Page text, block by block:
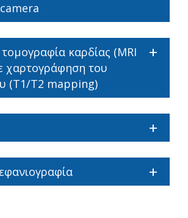
καρδίας (MRI
χαρτογράφηση του
(T1/T2 mapping)